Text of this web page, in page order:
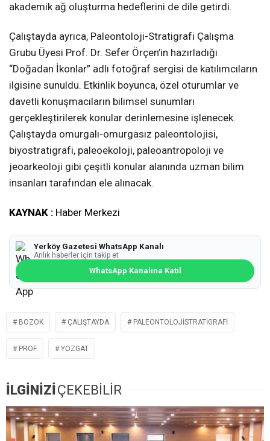
akademik ağ oluşturma hedeflerini de dile getirdi.
Çalıştayda ayrıca, Paleontoloji-Stratigrafi Çalışma
Grubu Üyesi Prof. Dr. Sefer Örçen’in hazırladığı
“Doğadan İkonlar” adlı fotoğraf sergisi de katılımcıların
ilgisine sunuldu. Etkinlik boyunca, özel oturumlar ve
davetli konuşmacıların bilimsel sunumları
gerçekleştirilerek konular derinlemesine işlenecek.
Çalıştayda omurgalı-omurgasız paleontolojisi,
biyostratigrafi, paleoekoloji, paleoantropoloji ve
jeoarkeoloji gibi çeşitli konular alanında uzman bilim
insanları tarafından ele alınacak.
KAYNAK : Haber Merkezi
Yerköy Gazetesi WhatsApp Kanalı
Anlık haberler için takip et
WhatsApp Kanalına Katıl
BOZOK ÇALIŞTAYDA PALEONTOLOJISTRATIGRAFI
PROF YOZGAT
İLGİNİZİÇEKEBİLİR